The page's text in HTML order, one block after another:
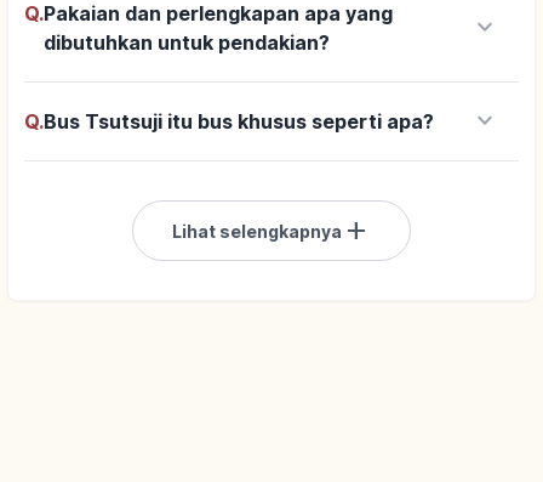
Q.Pakaian dan perlengkapan apa yang
dibutuhkan untuk pendakian?
keyboard_arrow_down
Q.Bus Tsutsuji itu bus khusus seperti apa? keyboard_arrow_down
Lihat selengkapnya add